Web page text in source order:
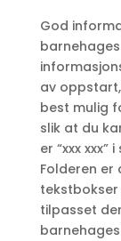
God
av
best mulig
slik at du
er “xxx
Folderen er
tilpasset